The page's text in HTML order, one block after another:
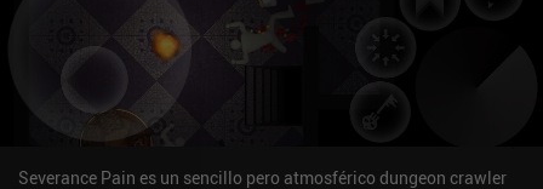
Severance Pain es un sencillo pero atmosférico dungeon crawler